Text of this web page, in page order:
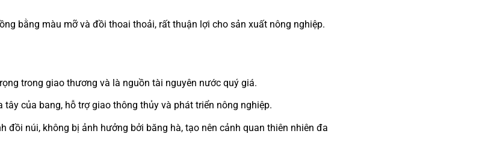
bằng màu mỡ và đồi thoai thoải, rất thuận lợi cho sản xuất nông nghiệp.
trong giao thương và là nguồn tài nguyên nước quý giá.
tây của bang, hỗ trợ giao thông thủy và phát triển nông nghiệp.
đồi núi, không bị ảnh hưởng bởi băng hà, tạo nên cảnh quan thiên nhiên đa